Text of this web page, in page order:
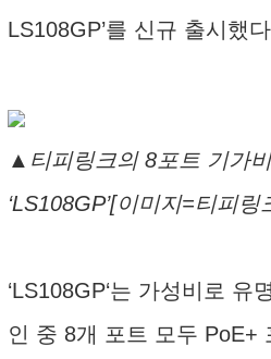
LS108GP’를 신규 출시했
▲티피링크의 8포트 기가
‘LS108GP’[이미지=티피링
‘LS108GP‘는 가성비로 유
인 중 8개 포트 모두 PoE+